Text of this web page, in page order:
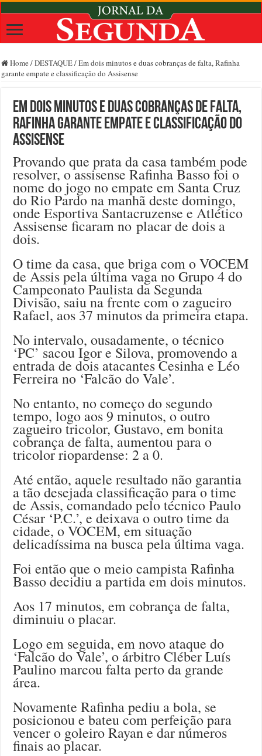
Home /DESTAQUE/Em dois minutos e duas cobranças de falta, Rafinha
garante empate e classificação do Assisense
Em dois minutos e duas cobranças de falta,
Rafinha garante empate e classificação do
Assisense
Provando que prata da casa também pode
resolver, o assisense Rafinha Basso foi o
nome do jogo no empate em Santa Cruz
do Rio Pardo na manhã deste domingo,
onde Esportiva Santacruzense e Atlético
Assisense ficaram no placar de dois a
dois.
O time da casa, que briga com o VOCEM
de Assis pela última vaga no Grupo 4 do
Campeonato Paulista da Segunda
Divisão, saiu na frente com o zagueiro
Rafael, aos 37 minutos da primeira etapa.
No intervalo, ousadamente, o técnico
‘PC’ sacou Igor e Silova, promovendo a
entrada de dois atacantes Cesinha e Léo
Ferreira no ‘Falcão do Vale’.
No entanto, no começo do segundo
tempo, logo aos 9 minutos, o outro
zagueiro tricolor, Gustavo, em bonita
cobrança de falta, aumentou para o
tricolor riopardense: 2 a 0.
Até então, aquele resultado não garantia
a tão desejada classificação para o time
de Assis, comandado pelo técnico Paulo
César ‘P.C.’, e deixava o outro time da
cidade, o VOCEM, em situação
delicadíssima na busca pela última vaga.
Foi então que o meio campista Rafinha
Basso decidiu a partida em dois minutos.
Aos 17 minutos, em cobrança de falta,
diminuiu o placar.
Logo em seguida, em novo ataque do
‘Falcão do Vale’, o árbitro Cléber Luís
Paulino marcou falta perto da grande
área.
Novamente Rafinha pediu a bola, se
posicionou e bateu com perfeição para
vencer o goleiro Rayan e dar números
finais ao placar.